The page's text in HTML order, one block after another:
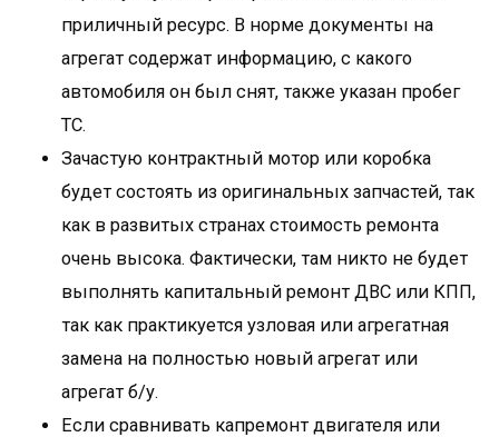
приличный ресурс. В норме документы на
агрегат содержат информацию, с какого
автомобиля он был снят, также указан пробег
ТС.
Зачастую контрактный мотор или коробка
будет состоять из оригинальных запчастей, так
как в развитых странах стоимость ремонта
очень высока. Фактически, там никто не будет
выполнять капитальный ремонт ДВС или КПП,
так как практикуется узловая или агрегатная
замена на полностью новый агрегат или
агрегат б/у.
Если сравнивать капремонт двигателя или